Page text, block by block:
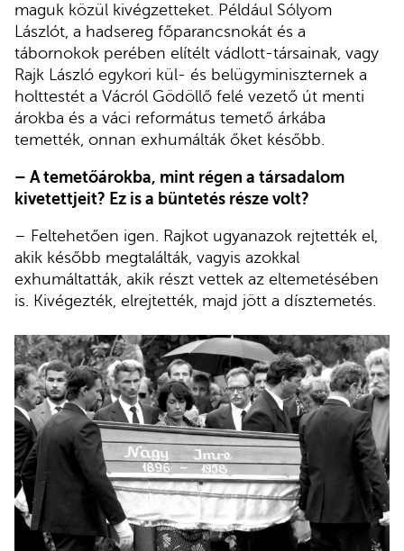
maguk közül kivégzetteket. Például Sólyom
Lászlót, a hadsereg főparancsnokát és a
tábornokok perében elítélt vádlott-társainak, vagy
Rajk László egykori kül- és belügyminiszternek a
holttestét a Vácról Gödöllő felé vezető út menti
árokba és a váci református temető árkába
temették, onnan exhumálták őket később.
– A temetőárokba, mint régen a társadalom
kivetettjeit? Ez is a büntetés része volt?
– Feltehetően igen. Rajkot ugyanazok rejtették el,
akik később megtalálták, vagyis azokkal
exhumáltatták, akik részt vettek az eltemetésében
is. Kivégezték, elrejtették, majd jött a dísztemetés.